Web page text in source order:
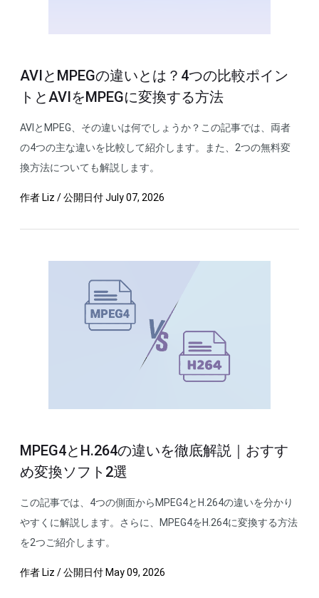
AVIとMPEGの違いとは？4つの比較ポイン
トとAVIをMPEGに変換する方法
AVIとMPEG、その違いは何でしょうか？この記事では、両者
の4つの主な違いを比較して紹介します。また、2つの無料変
換方法についても解説します。
作者 Liz /公開日付July 07, 2026
MPEG4とH.264の違いを徹底解説｜おすす
め変換ソフト2選
この記事では、4つの側面からMPEG4とH.264の違いを分かり
やすくに解説します。さらに、MPEG4をH.264に変換する方法
を2つご紹介します。
作者 Liz /公開日付 May 09, 2026